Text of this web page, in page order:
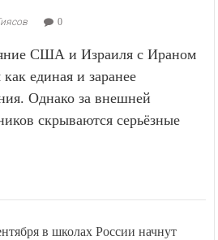
0
США и Израиля с Ираном
как единая и заранее
Однако за внешней
скрываются серьёзные
в школах России начнут